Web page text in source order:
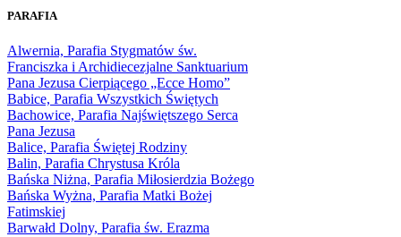
1966
1968
1969
1970
1971
1972
1973
1974
1975
1976
1977
1978
1979
PARAFIA
Alwernia, Parafia Stygmatów św.
Franciszka i Archidiecezjalne Sanktuarium
Pana Jezusa Cierpiącego „Ecce Homo”
Babice, Parafia Wszystkich Świętych
Bachowice, Parafia Najświętszego Serca
Pana Jezusa
Balice, Parafia Świętej Rodziny
Balin, Parafia Chrystusa Króla
Bańska Niżna, Parafia Miłosierdzia Bożego
Bańska Wyżna, Parafia Matki Bożej
Fatimskiej
Barwałd Dolny, Parafia św. Erazma